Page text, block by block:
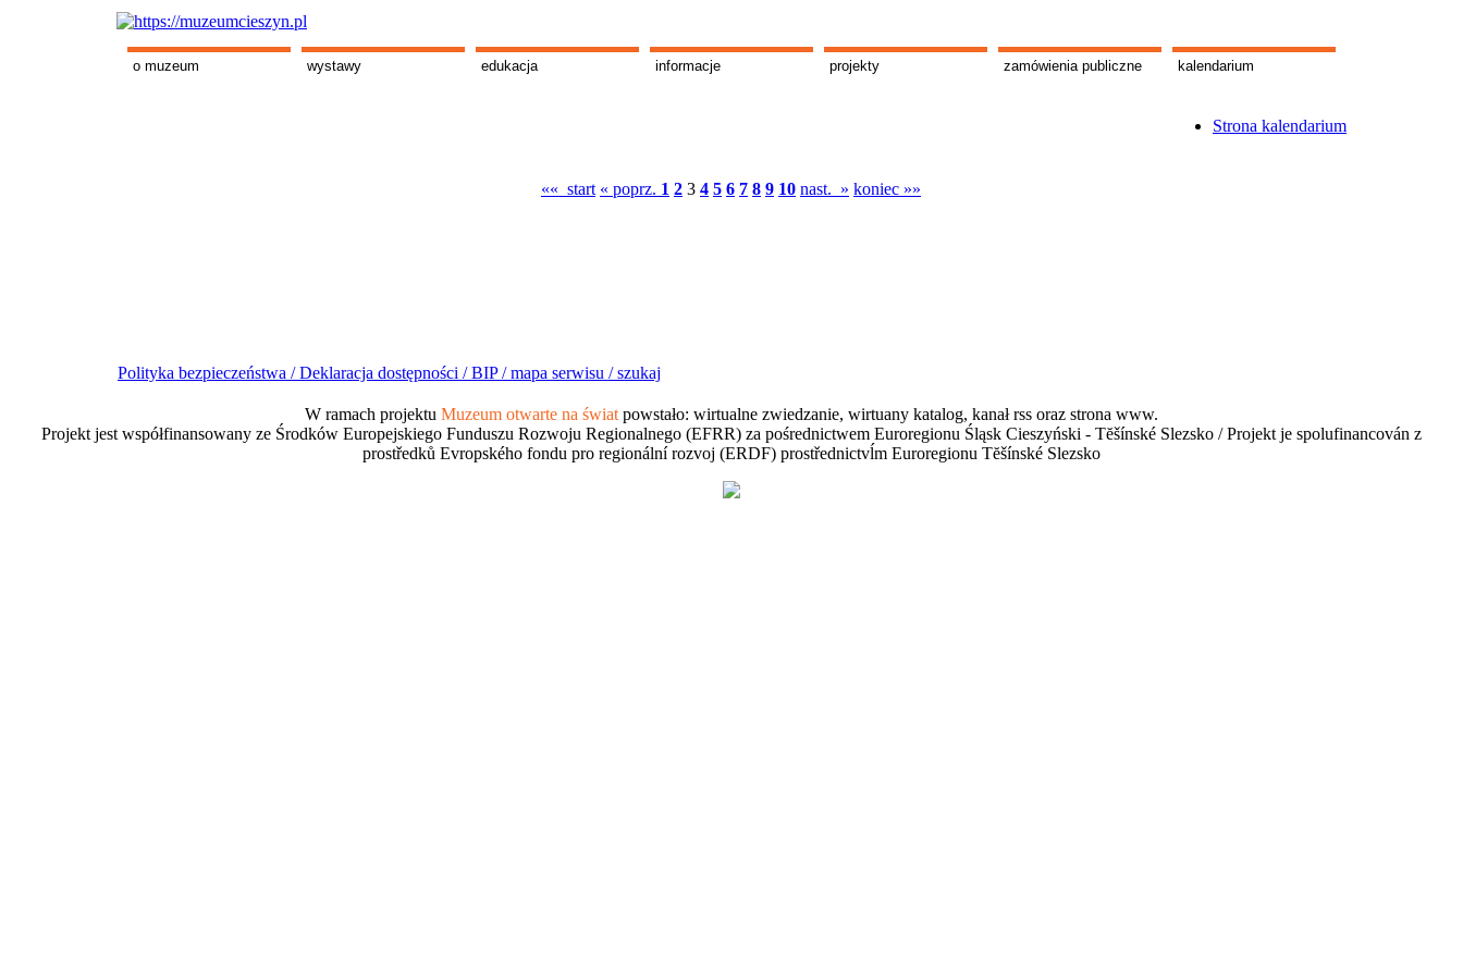
o muzeum wystawy edukacja informacje projekty zamówienia publiczne kalendarium
Strona kalendarium
«« start « poprz. 1 2 3 4 5 6 7 8 9 10 nast. » koniec »»
Polityka bezpieczeństwa /Deklaracja dostępności /BIP /mapa serwisu /szukaj
W ramach projektu Muzeum otwarte na świat powstało: wirtualne zwiedzanie, wirtuany katalog, kanał rss oraz strona www.
Projekt jest współfinansowany ze Środków Europejskiego Funduszu Rozwoju Regionalnego (EFRR) za pośrednictwem Euroregionu Śląsk Cieszyński - Tĕšínské Slezsko / Projekt je spolufinancován z
prostředků Evropského fondu pro regionální rozvoj (ERDF) prostřednictvĺm Euroregionu Tĕšínské Slezsko